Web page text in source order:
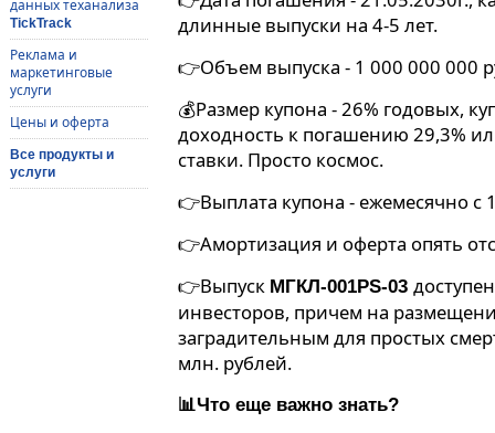
данных теханализа
TickTrack
Реклама и
маркетинговые
услуги
Цены и оферта
Все продукты и
услуги
длинные выпуски на 4-5 лет.
👉Объем выпуска - 1 000 000 000
💰Размер купона - 26% годовых,
доходность к погашению 29,3%
ставки. Просто космос.
👉Выплата купона - ежемесячно с
👉Амортизация и оферта опять
👉Выпуск МГКЛ-001PS-03
инвесторов, причем на
заградительным для простых
млн. рублей.
📊Что еще важно знать?